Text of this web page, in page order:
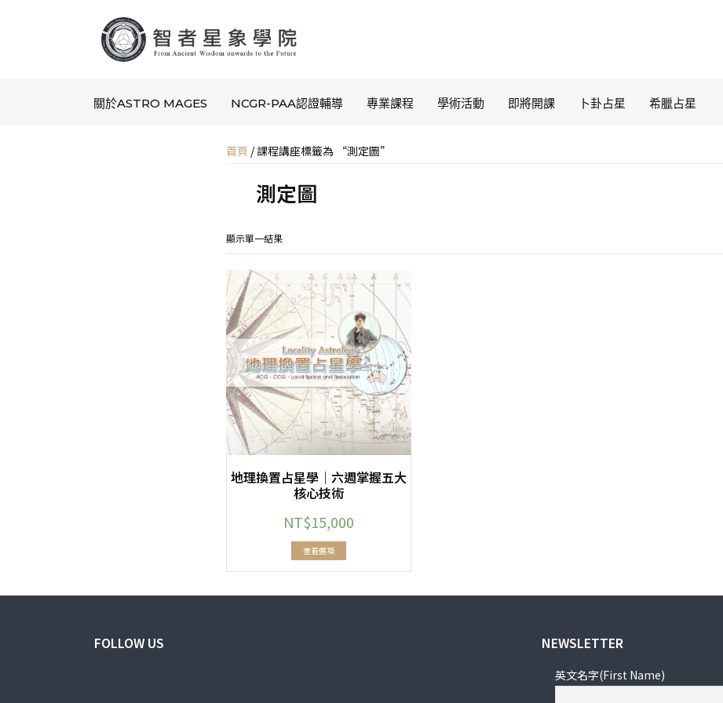
關於ASTRO MAGES NCGR-PAA認證輔導 專業課程 學術活動 即將開課 卜卦占星 希臘占星
首頁 / 課程講座標籤為 “測定圖”
測定圖
顯示單一結果
地理換置占星學｜六週掌握五大
核心技術
NT$15,000
查看選項
此
產
FOLLOW US NEWSLETTER
英文名字(First Name)